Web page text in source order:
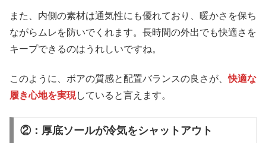
また、内側の素材は通気性にも優れており、暖かさを保ち
ながらムレを防いでくれます。長時間の外出でも快適さを
キープできるのはうれしいですね。
このように、ボアの質感と配置バランスの良さが、快適な
履き心地を実現していると言えます。
②：厚底ソールが冷気をシャットアウト